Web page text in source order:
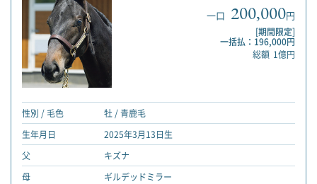
一口 200,000円
[期間限定]
一括払：196,000円
総額 1億円
性別 / 毛色
牡 / 青鹿毛
生年月日
2025年3月13日生
父
キズナ
母
ギルデッドミラー